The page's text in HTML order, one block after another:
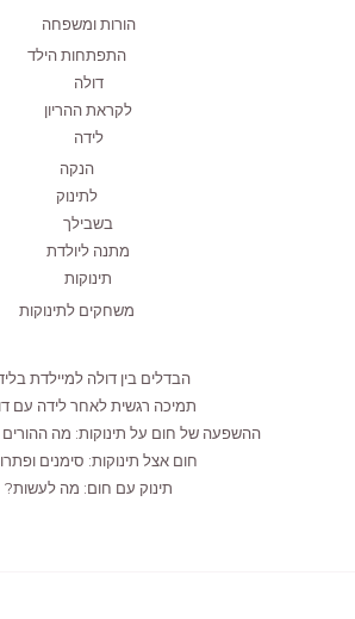
הורות ומשפחה
התפתחות הילד
דולה
לקראת ההריון
לידה
הנקה
לתינוק
בשבילך
מתנה ליולדת
תינוקות
משחקים לתינוקות
הבדלים בין דולה למיילדת
תמיכה רגשית לאחר לידה עם
ההשפעה של חום על תינוקות: מה ההורים
חום אצל תינוקות: סימנים
תינוק עם חום: מה לעשות?